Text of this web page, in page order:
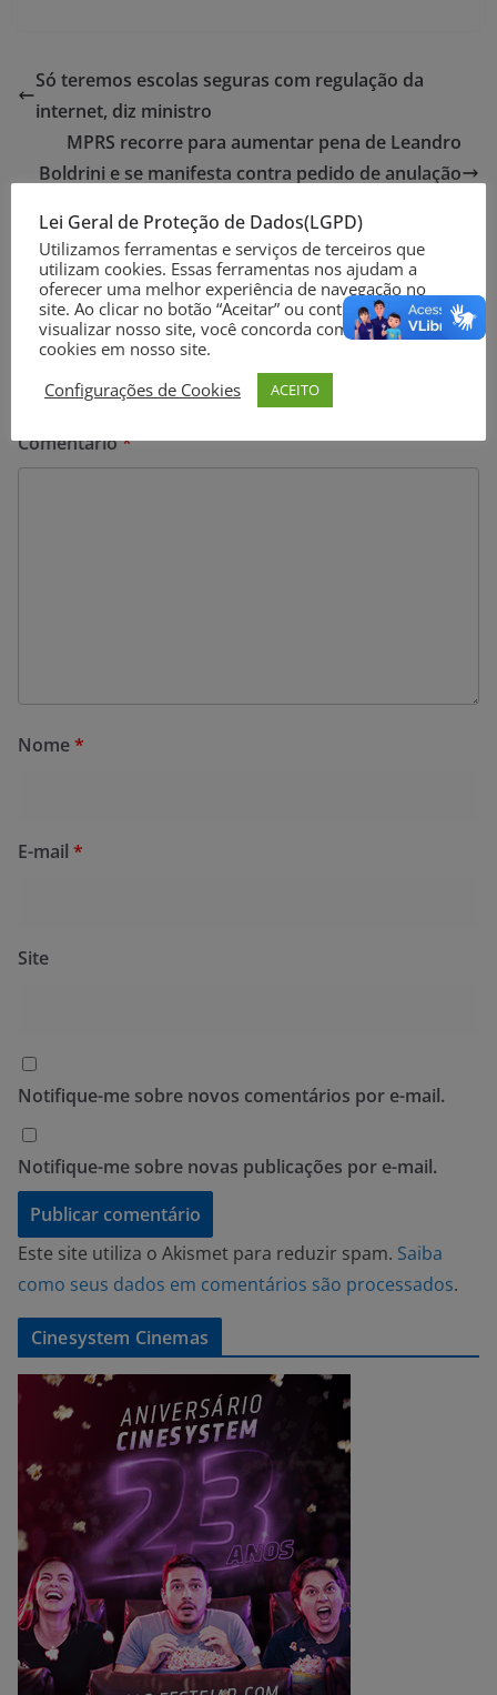
Só teremos escolas seguras com regulação da
internet, diz ministro
MPRS recorre para aumentar pena de Leandro
Boldrini e se manifesta contra pedido de anulação
Deixe um comentário
O seu endereço de e-mail não será publicado.Campos
obrigatórios são marcados com*
Comentário*
Nome*
E-mail *
Site
Notifique-me sobre novos comentários por e-mail.
Notifique-me sobre novas publicações por e-mail.
Este site utiliza o Akismet para reduzir spam. Saiba
como seus dados em comentários são processados.
Cinesystem Cinemas
Lei Geral de Proteção de Dados(LGPD)
Utilizamos ferramentas e serviços de terceiros que
utilizam cookies. Essas ferramentas nos ajudam a
oferecer uma melhor experiência de navegação no
site. Ao clicar no botão “Aceitar” ou continuar a
visualizar nosso site, você concorda com o uso de
cookies em nosso site.
Configurações de Cookies
ACEITO